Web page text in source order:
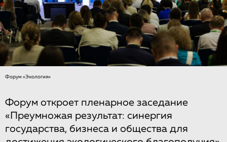
Форум «Экология»
Форум откроет пленарное заседание
«Преумножая результат: синергия
государства, бизнеса и общества для